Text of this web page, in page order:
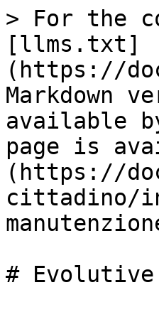
> For the
[llms.txt]
(https://
Markdown
available
page is
(https://
cittadino/
# Evolutive